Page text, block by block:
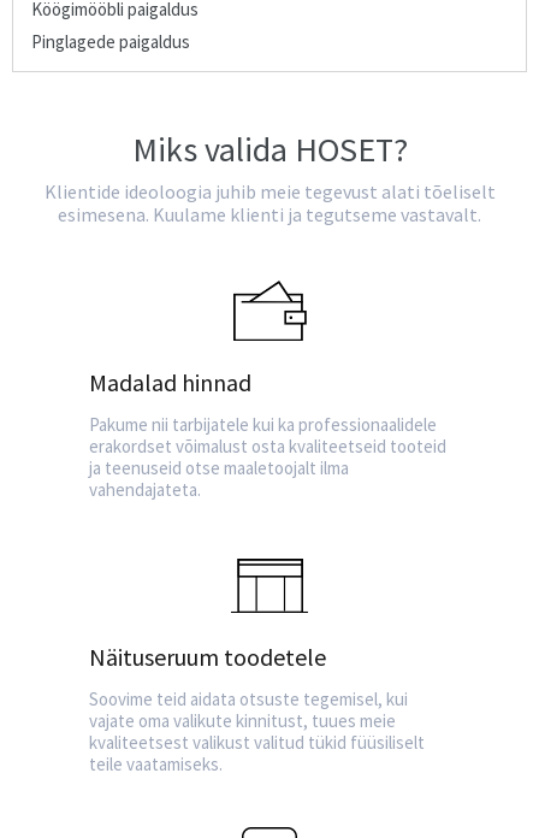
Köögimööbli paigaldus
Pinglagede paigaldus
Miks valida HOSET?
Klientide ideoloogia juhib meie tegevust alati tõeliselt
esimesena. Kuulame klienti ja tegutseme vastavalt.
Madalad hinnad
Pakume nii tarbijatele kui ka professionaalidele
erakordset võimalust osta kvaliteetseid tooteid
ja teenuseid otse maaletoojalt ilma
vahendajateta.
Näituseruum toodetele
Soovime teid aidata otsuste tegemisel, kui
vajate oma valikute kinnitust, tuues meie
kvaliteetsest valikust valitud tükid füüsiliselt
teile vaatamiseks.